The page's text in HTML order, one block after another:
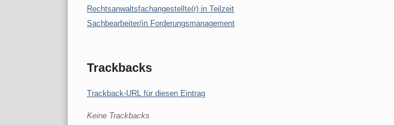
Rechtsanwaltsfachangestellte(r) in Teilzeit
Sachbearbeiter/in Forderungsmanagement
Trackbacks
Trackback-URL für diesen Eintrag
Keine Trackbacks